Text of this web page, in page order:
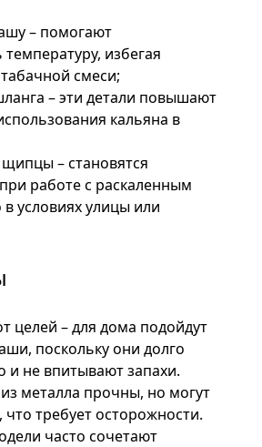
– помогают
избегая
смеси;
– эти детали повышают
кальяна в
– становятся
работе с раскаленным
условиях улицы или
целей – для дома подойдут
поскольку они долго
и не впитывают запахи.
металла прочны, но могут
требует осторожности.
часто сочетают